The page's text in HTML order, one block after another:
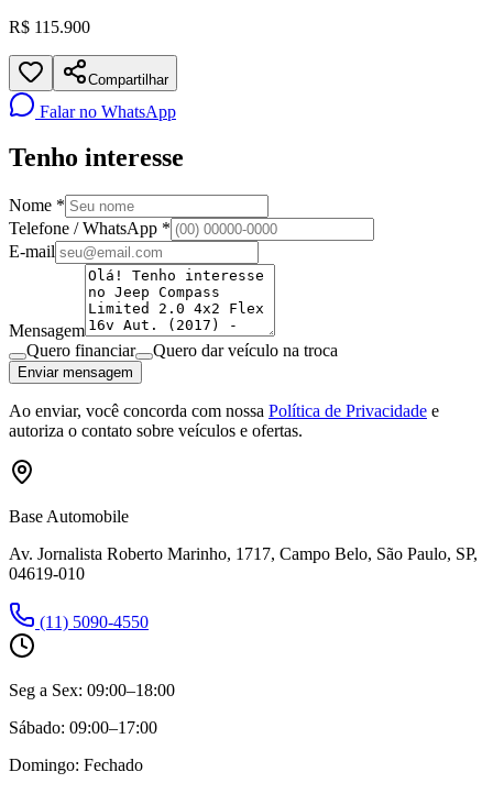
R$ 115.900
Compartilhar
Falar no WhatsApp
Tenho interesse
Nome *
Telefone / WhatsApp *
E-mail
Mensagem
Quero financiar
Quero dar veículo na troca
Enviar mensagem
Ao enviar, você concorda com nossa Política de Privacidade e
autoriza o contato sobre veículos e ofertas.
Base Automobile
Av. Jornalista Roberto Marinho, 1717, Campo Belo, São Paulo, SP,
04619-010
(11) 5090-4550
Seg a Sex: 09:00–18:00
Sábado: 09:00–17:00
Domingo: Fechado